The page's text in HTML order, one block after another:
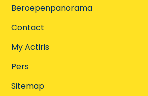
Beroepenpanorama
Contact
My Actiris
Pers
Sitemap